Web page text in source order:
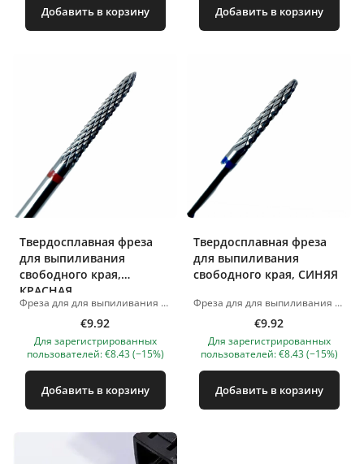
Добавить в корзину Добавить в корзину
Твердосплавная фреза
для выпиливания
свободного края,
КРАСНАЯ
Фреза для для выпиливания свободного края Изображения продуктов носят иллюстративный характер. Если у вас есть какие-либо вопросы, мы всегда ждем вашего письма nanatallinn@gmail.com
€9.92
Для зарегистрированных
пользователей: €8.43 (−15%)
Добавить в корзину
Твердосплавная фреза
для выпиливания
свободного края, СИНЯЯ
Фреза для для выпиливания свободного края Изображения продуктов носят иллюстративный характер. Если у вас есть какие-либо вопросы, мы всегда ждем вашего письма nanatallinn@gmail.com
€9.92
Для зарегистрированных
пользователей: €8.43 (−15%)
Добавить в корзину